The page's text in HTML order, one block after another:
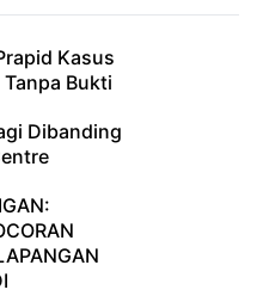
Kasus
Bukti
Dibanding